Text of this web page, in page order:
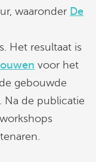
waaronder De
Het resultaat is
voor het
gebouwde
Na de publicatie